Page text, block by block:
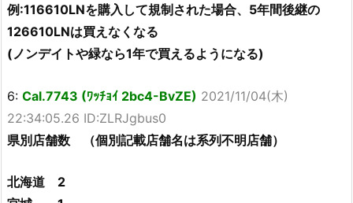
例:116610LNを購入して規制された場合、5年間後継の
126610LNは買えなくなる
(ノンデイトや緑なら1年で買えるようになる)
6: Cal.7743 (ﾜｯﾁｮｲ 2bc4-BvZE) 2021/11/04(木)
22:34:05.26 ID:ZLRJgbus0
県別店舗数 （個別記載店舗名は系列不明店舗）
北海道 2